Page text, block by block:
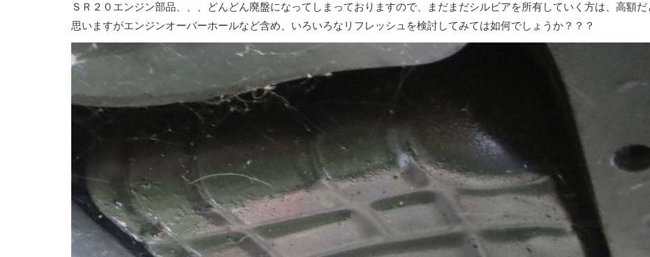
ＳＲ２０エンジン部品、、、どんどん廃盤になってしまっておりますので、まだまだシルビアを所有していく方は、高額だ
思いますがエンジンオーバーホールなど含め、いろいろなリフレッシュを検討してみては如何でしょうか？？？